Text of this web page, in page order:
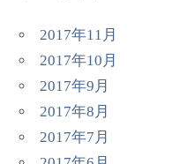
2017年11月
2017年10月
2017年9月
2017年8月
2017年7月